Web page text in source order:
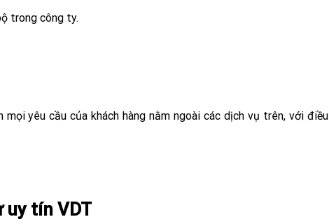
trong công ty.
mọi yêu cầu của khách hàng nằm ngoài các dịch vụ trên, với điều
uy tín VDT